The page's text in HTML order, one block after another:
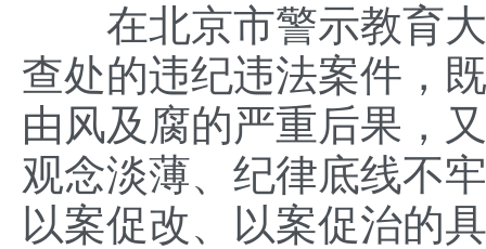
在北京市警示教育大
查处的违纪违法案件，
由风及腐的严重后果，
观念淡薄、纪律底线不
以案促改、以案促治的